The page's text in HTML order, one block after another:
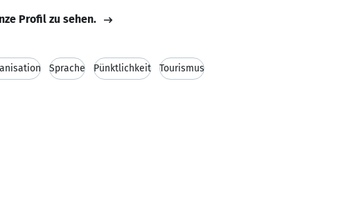
Profil zu sehen.
Sprache Pünktlichkeit Tourismus